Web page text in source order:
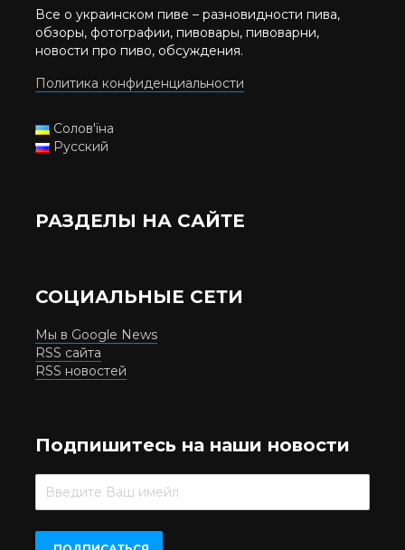
Все о украинском пиве – разновидности пива,
обзоры, фотографии, пивовары, пивоварни,
новости про пиво, обсуждения.
Политика конфиденциальности
Солов'їна
Русский
РАЗДЕЛЫ НА САЙТЕ
СОЦИАЛЬНЫЕ СЕТИ
Мы в Google News
RSS сайта
RSS новостей
Подпишитесь на наши новости